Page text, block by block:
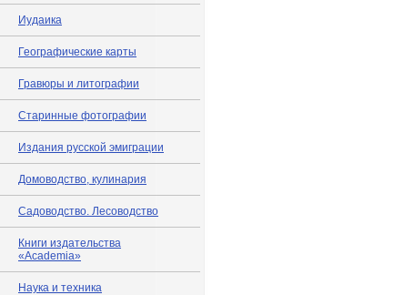
Иудаика
Географические карты
Гравюры и литографии
Старинные фотографии
Издания русской эмиграции
Домоводство, кулинария
Садоводство. Лесоводство
Книги издательства
«Academia»
Наука и техника